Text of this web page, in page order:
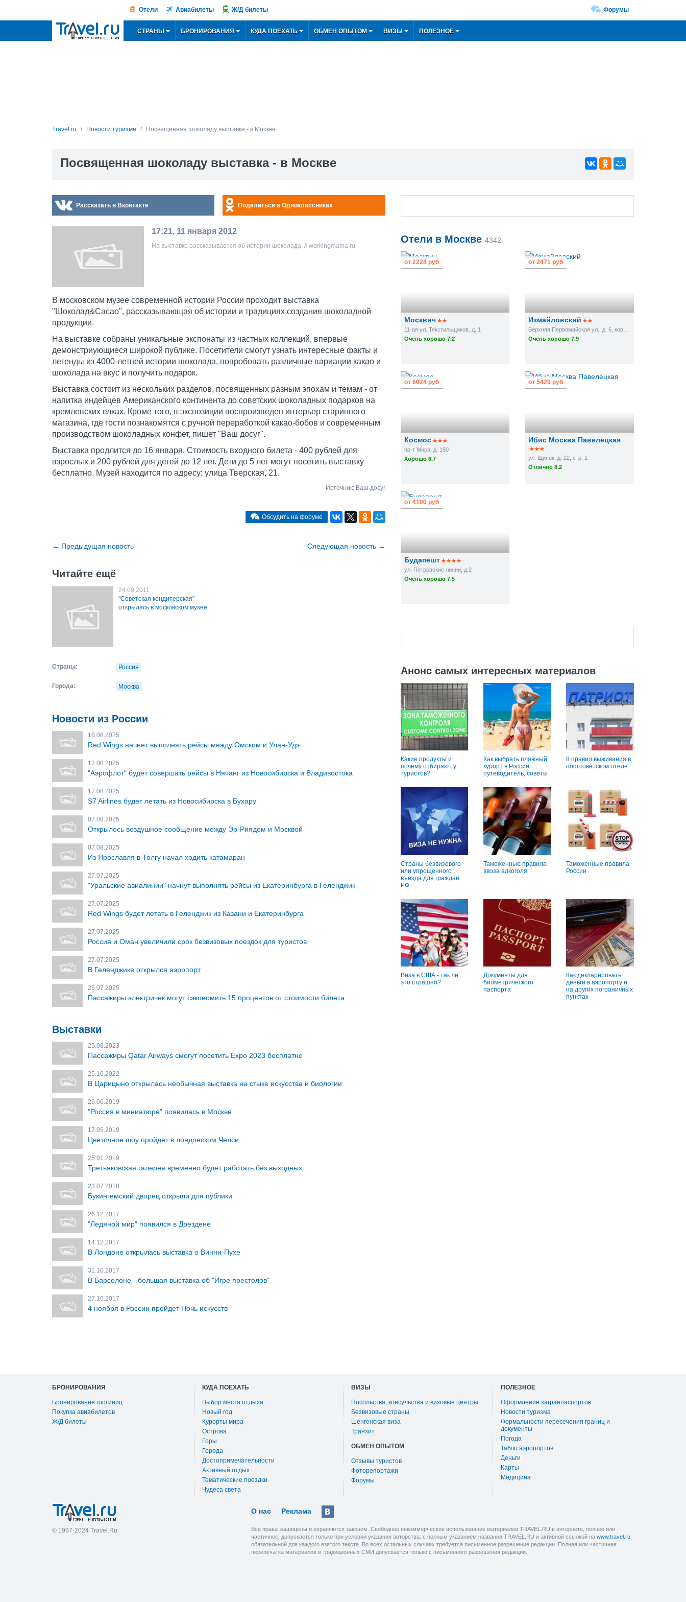
Отели Авиабилеты Ж/Д билеты Форумы
СТРАНЫ БРОНИРОВАНИЯ КУДА ПОЕХАТЬ ОБМЕН ОПЫТОМ ВИЗЫ ПОЛЕЗНОЕ
Travel.ru Новости туризма Посвященная шоколаду выставка - в Москве
Посвященная шоколаду выставка - в Москве
Рассказать в Вконтакте Поделиться в Одноклассниках
17:21, 11 января 2012
На выставке рассказывается об истории шоколада. // workingmama.ru
В московском музее современной истории России проходит выставка
"Шоколад&Cacao", рассказывающая об истории и традициях создания шоколадной
продукции.
На выставке собраны уникальные экспонаты из частных коллекций, впервые
демонстриующиеся широкой публике. Посетители смогут узнать интересные факты и
легенды из 4000-летней истории шоколада, попробовать различные вариации какао и
шоколада на вкус и получить подарок.
Выставка состоит из нескольких разделов, посвященных разным эпохам и темам - от
напитка индейцев Американского континента до советских шоколадных подарков на
кремлевских елках. Кроме того, в экспозиции воспроизведен интерьер старинного
магазина, где гости познакомятся с ручной переработкой какао-бобов и современным
производством шоколадных конфет, пишет "Ваш досуг".
Выставка продлится до 16 января. Стоимость входного билета - 400 рублей для
взрослых и 200 рублей для детей до 12 лет. Дети до 5 лет могут посетить выставку
бесплатно. Музей находится по адресу: улица Тверская, 21.
Источник: Ваш досуг
Обсудить на форуме
← Предыдущая новость Cледующая новость →
Читайте ещё
24.09.2011
"Советская кондитерская"
открылась в московском музее
Страны: Россия
Города: Москва
Новости из России
18.08.2025
Red Wings начнет выполнять рейсы между Омском и Улан-Удэ
17.08.2025
"Аэрофлот" будет совершать рейсы в Нячанг из Новосибирска и Владивостока
17.08.2025
S7 Airlines будет летать из Новосибирска в Бухару
07.08.2025
Открылось воздушное сообщение между Эр-Риядом и Москвой
07.08.2025
Из Ярославля в Толгу начал ходить катамаран
27.07.2025
"Уральские авиалинии" начнут выполнять рейсы из Екатеринбурга в Геленджик
27.07.2025
Red Wings будет летать в Геленджик из Казани и Екатеринбурга
27.07.2025
Россия и Оман увеличили срок безвизовых поездок для туристов
27.07.2025
В Геленджике открылся аэропорт
25.07.2025
Пассажиры электричек могут сэкономить 15 процентов от стоимости билета
Выставки
25.08.2023
Пассажиры Qatar Airways смогут посетить Expo 2023 бесплатно
25.10.2022
В Царицыно открылась необычная выставка на стыке искусства и биологии
26.06.2019
"Россия в миниатюре" появилась в Москве
17.05.2019
Цветочное шоу пройдет в лондонском Челси
25.01.2019
Третьяковская галерея временно будет работать без выходных
23.07.2018
Букингемский дворец открыли для публики
26.12.2017
"Ледяной мир" появился в Дрездене
14.12.2017
В Лондоне открылась выставка о Винни-Пухе
31.10.2017
В Барселоне - большая выставка об "Игре престолов"
27.10.2017
4 ноября в России пройдет Ночь искусств
Отели в Москве 4342
Москвич
11-ая ул. Текстильщиков, д. 1
Очень хорошо 7.2
от 2228 руб
Измайловский
Очень хорошо 7.9
от2471 руб
Космос
пр-т Мира, д. 150
Хорошо 6.7
от 6024 руб
Ибис Москва Павелецкая
ул. Щипок, д. 22, стр. 1
Отлично 8.2
от5429 руб
Будапешт
ул. Петровские линии, д.2
Очень хорошо 7.5
от 4100 руб
Анонс самых интересных материалов
Какие продукты и
почему отбирают у
туристов?
Как выбрать пляжный
курорт в России:
путеводитель, советы
8 правил выживания в
постсоветском отеле
Страны безвизового
или упрощённого
въезда для граждан
РФ
Таможенные правила
ввоза алкоголя
Таможенные правила
России
Виза в США - так ли
это страшно?
Документы для
биометрического
паспорта
Как декларировать
деньги в аэропорту и
на других пограничных
пунктах
БРОНИРОВАНИЯ
Бронирование гостиниц
Покупка авиабилетов
Ж/Д билеты
КУДА ПОЕХАТЬ
Выбор места отдыха
Новый год
Курорты мира
Острова
Горы
Города
Достопримечательности
Активный отдых
Тематические поездки
Чудеса света
ВИЗЫ
Посольства, консульства и визовые центры
Безвизовые страны
Шенгенская виза
Транзит
ОБМЕН ОПЫТОМ
Отзывы туристов
Фоторепортажи
Форумы
ПОЛЕЗНОЕ
Оформление загранпаспортов
Новости туризма
Формальности пересечения границ и
документы
Погода
Табло аэропортов
Деньги
Карты
Медицина
© 1997-2024 Travel.Ru
О нас Реклама
Все права защищены и охраняются законом. Свободное некоммерческое использование материалов TRAVEL.RU в интернете, полное или
частичное, допускается только при условии указания авторства: с полным указанием названия TRAVEL.RU и активной ссылкой на www.travel.ru
обязательной для каждого взятого текста. Во всех остальных случаях требуется письменное разрешение редакции. Полная или частичная
перепечатка материалов в традиционных СМИ допускается только с письменного разрешения редакции.